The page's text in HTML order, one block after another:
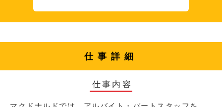
仕事詳細
仕事内容